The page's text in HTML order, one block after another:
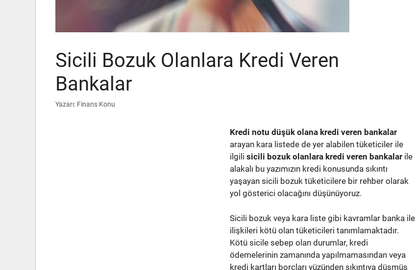
Sicili Bozuk Olanlara Kredi Veren
Bankalar
Yazarı: Finans Konu
Kredi notu düşük olana kredi veren bankalar
arayan kara listede de yer alabilen tüketiciler ile
ilgili sicili bozuk olanlara kredi veren bankalar ile
alakalı bu yazımızın kredi konusunda sıkıntı
yaşayan sicili bozuk tüketicilere bir rehber olarak
yol gösterici olacağını düşünüyoruz.
Sicili bozuk veya kara liste gibi kavramlar banka ile
ilişkileri kötü olan tüketicileri tanımlamaktadır.
Kötü sicile sebep olan durumlar, kredi
ödemelerinin zamanında yapılmamasından veya
kredi kartları borçları yüzünden sıkıntıya düşmüş